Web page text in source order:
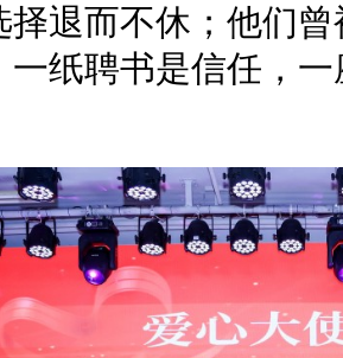
择退而不休；他们
一纸聘书是信任，